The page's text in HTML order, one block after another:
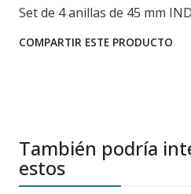
Set de 4 anillas de 45 mm
COMPARTIR ESTE PRODUCTO
También podría
estos